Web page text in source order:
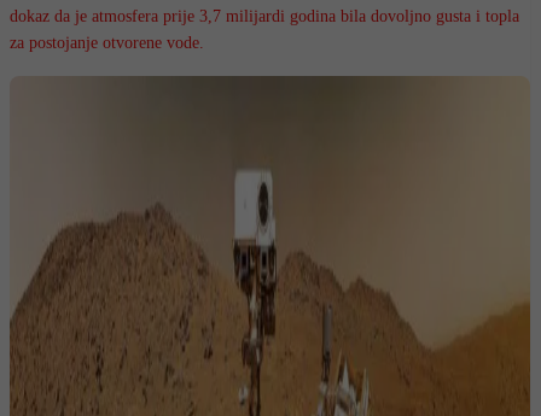
dokaz da je atmosfera prije 3,7 milijardi godina bila dovoljno gusta i topla
za postojanje otvorene vode.